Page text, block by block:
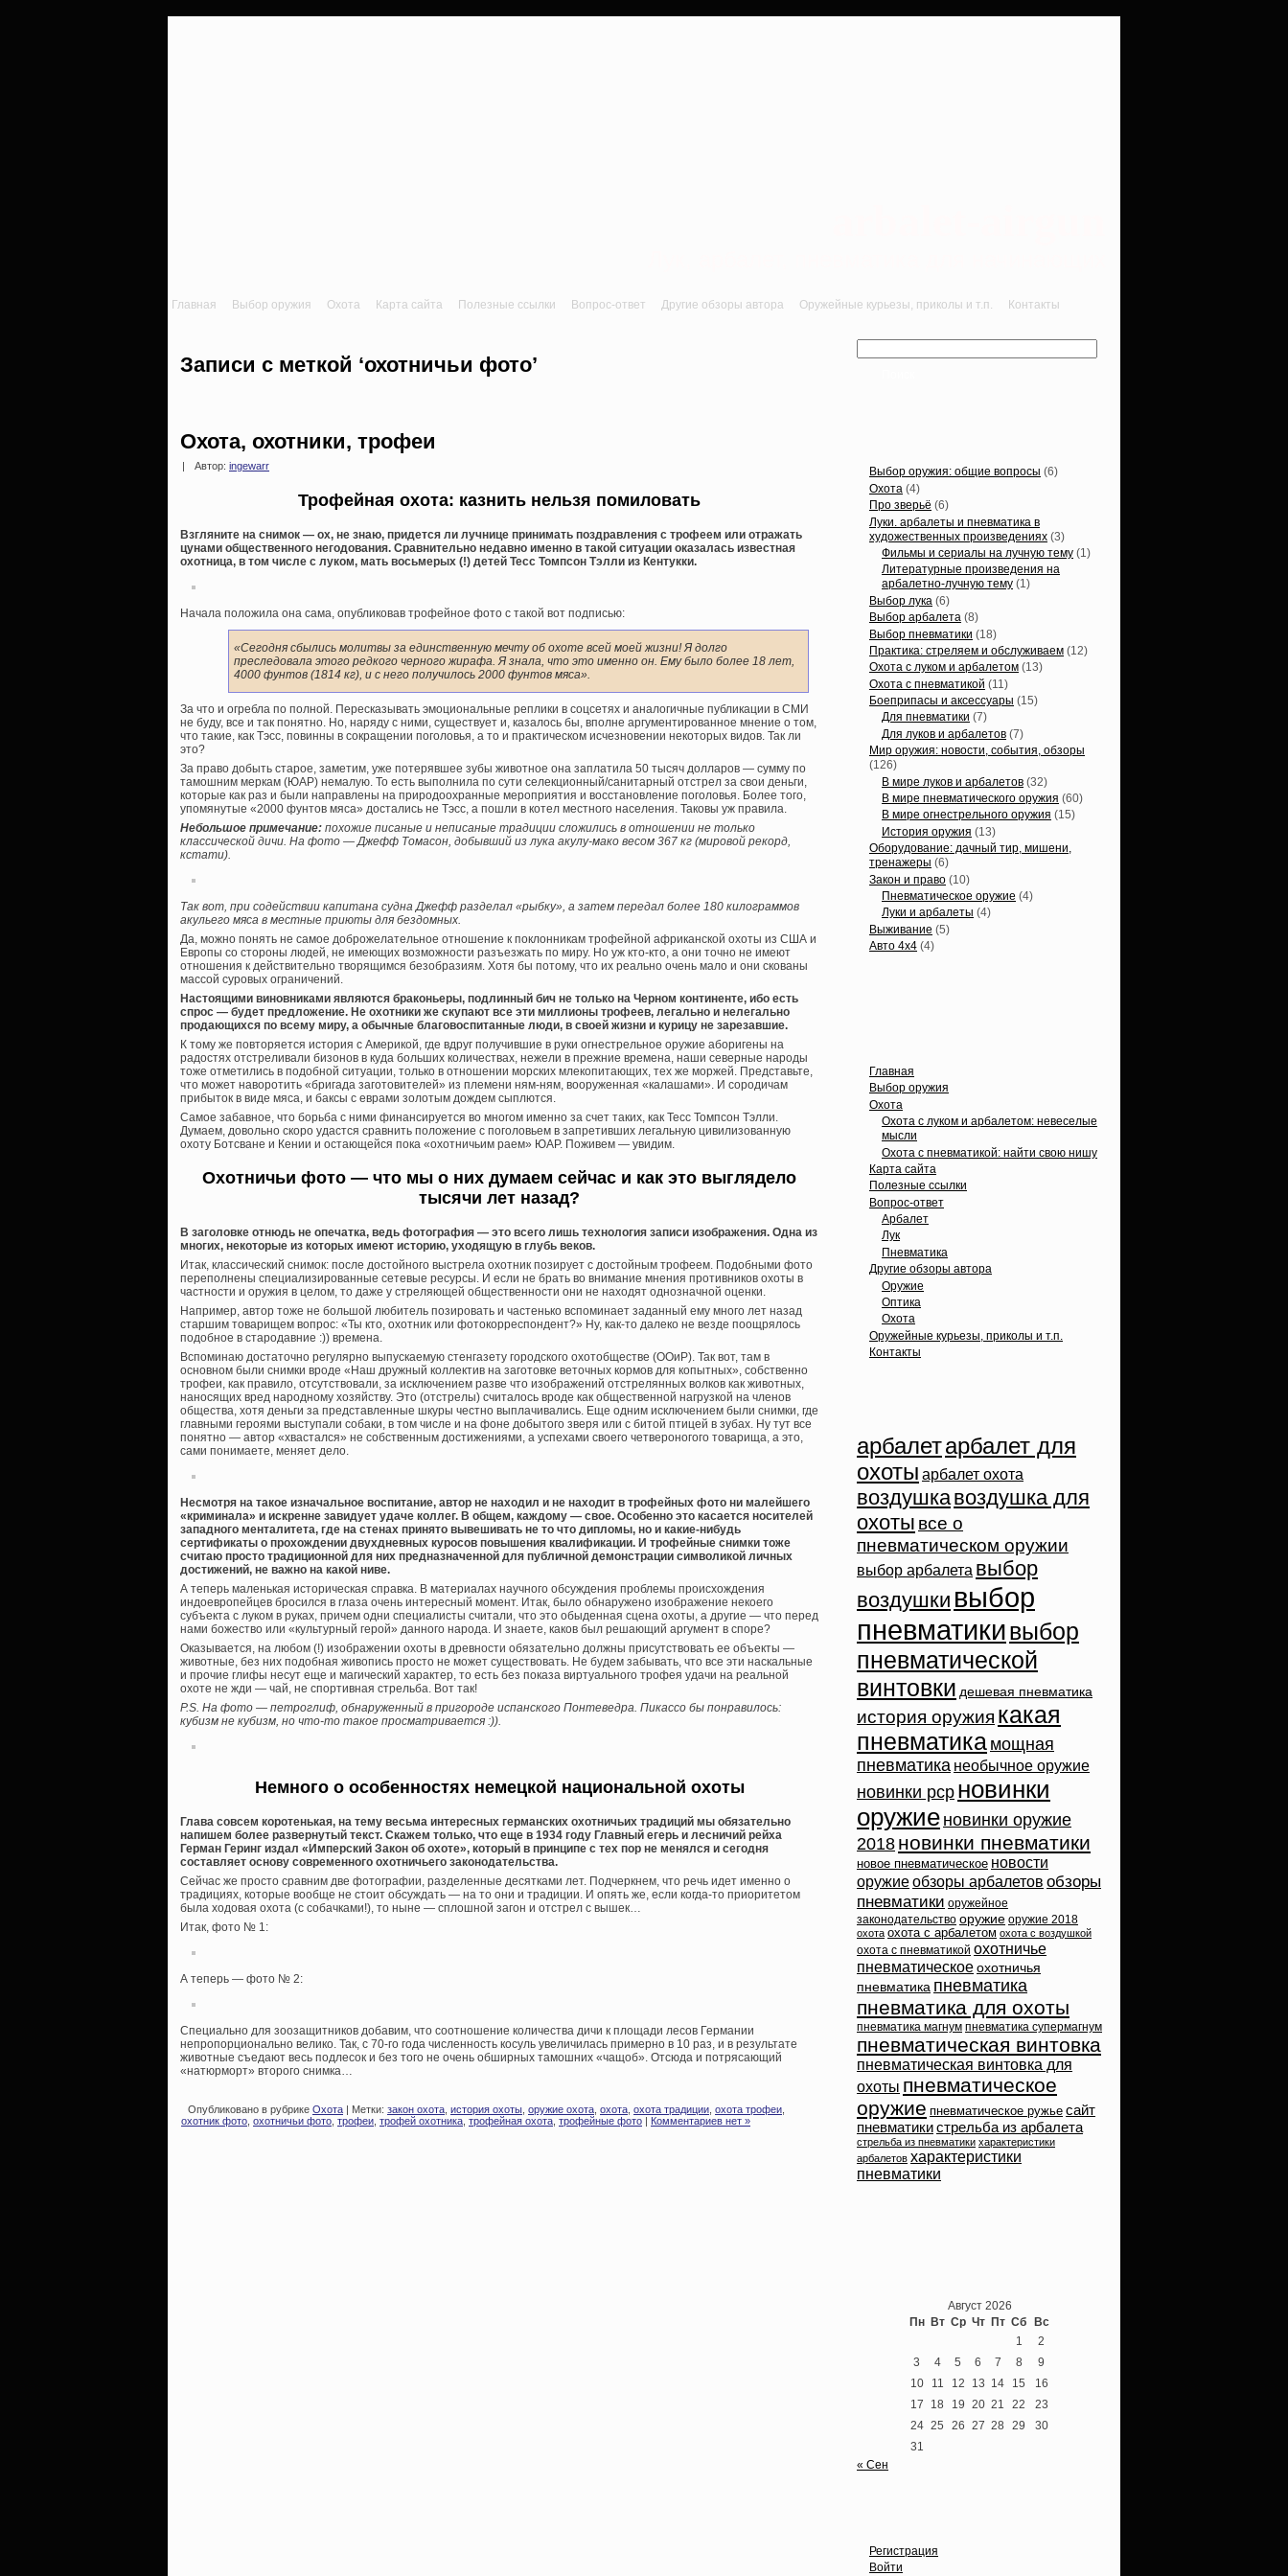
Главная Выбор оружия Охота Карта сайта Полезные ссылки Вопрос-ответ Другие обзоры автора Оружейные курьезы, приколы и т.п. Контакты
Записи с меткой ‘охотничьи фото’
Охота, охотники, трофеи
Автор: ingewarr
Трофейная охота: казнить нельзя помиловать
Взгляните на снимок — ох, не знаю, придется ли лучнице принимать поздравления с трофеем или отражать
цунами общественного негодования. Сравнительно недавно именно в такой ситуации оказалась известная
охотница, в том числе с луком, мать восьмерых (!) детей Тесс Томпсон Тэлли из Кентукки.
Начала положила она сама, опубликовав трофейное фото с такой вот подписью:
«Сегодня сбылись молитвы за единственную мечту об охоте всей моей жизни! Я долго
преследовала этого редкого черного жирафа. Я знала, что это именно он. Ему было более 18 лет,
4000 фунтов (1814 кг), и с него получилось 2000 фунтов мяса».
За что и огребла по полной. Пересказывать эмоциональные реплики в соцсетях и аналогичные публикации в СМИ
не буду, все и так понятно. Но, наряду с ними, существует и, казалось бы, вполне аргументированное мнение о том,
что такие, как Тэсс, повинны в сокращении поголовья, а то и практическом исчезновении некоторых видов. Так ли
это?
За право добыть старое, заметим, уже потерявшее зубы животное она заплатила 50 тысяч долларов — сумму по
тамошним меркам (ЮАР) немалую. То есть выполнила по сути селекционный/санитарный отстрел за свои деньги,
которые как раз и были направлены на природоохранные мероприятия и восстановление поголовья. Более того,
упомянутые «2000 фунтов мяса» достались не Тэсс, а пошли в котел местного населения. Таковы уж правила.
Небольшое примечание: похожие писаные и неписаные традиции сложились в отношении не только
классической дичи. На фото — Джефф Томасон, добывший из лука акулу-мако весом 367 кг (мировой рекорд,
кстати).
Так вот, при содействии капитана судна Джефф разделал «рыбку», а затем передал более 180 килограммов
акульего мяса в местные приюты для бездомных.
Да, можно понять не самое доброжелательное отношение к поклонникам трофейной африканской охоты из США и
Европы со стороны людей, не имеющих возможности разъезжать по миру. Но уж кто-кто, а они точно не имеют
отношения к действительно творящимся безобразиям. Хотя бы потому, что их реально очень мало и они скованы
массой суровых ограничений.
Настоящими виновниками являются браконьеры, подлинный бич не только на Черном континенте, ибо есть
спрос — будет предложение. Не охотники же скупают все эти миллионы трофеев, легально и нелегально
продающихся по всему миру, а обычные благовоспитанные люди, в своей жизни и курицу не зарезавшие.
К тому же повторяется история с Америкой, где вдруг получившие в руки огнестрельное оружие аборигены на
радостях отстреливали бизонов в куда больших количествах, нежели в прежние времена, наши северные народы
тоже отметились в подобной ситуации, только в отношении морских млекопитающих, тех же моржей. Представьте,
что может наворотить «бригада заготовителей» из племени ням-ням, вооруженная «калашами». И сородичам
прибыток в виде мяса, и баксы с еврами золотым дождем сыплются.
Самое забавное, что борьба с ними финансируется во многом именно за счет таких, как Тесс Томпсон Тэлли.
Думаем, довольно скоро удастся сравнить положение с поголовьем в запретивших легальную цивилизованную
охоту Ботсване и Кении и остающейся пока «охотничьим раем» ЮАР. Поживем — увидим.
Охотничьи фото — что мы о них думаем сейчас и как это выглядело
тысячи лет назад?
В заголовке отнюдь не опечатка, ведь фотография — это всего лишь технология записи изображения. Одна из
многих, некоторые из которых имеют историю, уходящую в глубь веков.
Итак, классический снимок: после достойного выстрела охотник позирует с достойным трофеем. Подобными фото
переполнены специализированные сетевые ресурсы. И если не брать во внимание мнения противников охоты в
частности и оружия в целом, то даже у стреляющей общественности они не находят однозначной оценки.
Например, автор тоже не большой любитель позировать и частенько вспоминает заданный ему много лет назад
старшим товарищем вопрос: «Ты кто, охотник или фотокорреспондент?» Ну, как-то далеко не везде поощрялось
подобное в стародавние :)) времена.
Вспоминаю достаточно регулярно выпускаемую стенгазету городского охотобществе (ООиР). Так вот, там в
основном были снимки вроде «Наш дружный коллектив на заготовке веточных кормов для копытных», собственно
трофеи, как правило, отсутствовали, за исключением разве что изображений отстрелянных волков как животных,
наносящих вред народному хозяйству. Это (отстрелы) считалось вроде как общественной нагрузкой на членов
общества, хотя деньги за представленные шкуры честно выплачивались. Еще одним исключением были снимки, где
главными героями выступали собаки, в том числе и на фоне добытого зверя или с битой птицей в зубах. Ну тут все
понятно — автор «хвастался» не собственным достижениями, а успехами своего четвероногого товарища, а это,
сами понимаете, меняет дело.
Несмотря на такое изначальное воспитание, автор не находил и не находит в трофейных фото ни малейшего
«криминала» и искренне завидует удаче коллег. В общем, каждому — свое. Особенно это касается носителей
западного менталитета, где на стенах принято вывешивать не то что дипломы, но и какие-нибудь
сертификаты о прохождении двухдневных куросов повышения квалификации. И трофейные снимки тоже
считаю просто традиционной для них предназначенной для публичной демонстрации символикой личных
достижений, не важно на какой ниве.
А теперь маленькая историческая справка. В материалах научного обсуждения проблемы происхождения
индоевропейцев бросился в глаза очень интересный момент. Итак, было обнаружено изображение некоего
субъекта с луком в руках, причем одни специалисты считали, что это обыденная сцена охоты, а другие — что перед
нами божество или «культурный герой» данного народа. И знаете, каков был решающий аргумент в споре?
Оказывается, на любом (!) изображении охоты в древности обязательно должны присутствовать ее объекты —
животные, без них подобная живопись просто не может существовать. Не будем забывать, что все эти наскальные
и прочие глифы несут еще и магический характер, то есть без показа виртуального трофея удачи на реальной
охоте не жди — чай, не спортивная стрельба. Вот так!
P.S. На фото — петроглиф, обнаруженный в пригороде испанского Понтеведра. Пикассо бы понравилось:
кубизм не кубизм, но что-то такое просматривается :)).
Немного о особенностях немецкой национальной охоты
Глава совсем коротенькая, на тему весьма интересных германских охотничьих традиций мы обязательно
напишем более развернутый текст. Скажем только, что еще в 1934 году Главный егерь и лесничий рейха
Герман Геринг издал «Имперский Закон об охоте», который в принципе с тех пор не менялся и сегодня
составляет основу современного охотничьего законодательства.
Сейчас же просто сравним две фотографии, разделенные десятками лет. Подчеркнем, что речь идет именно о
традициях, которые вообще не стоит обсуждать — на то они и традиции. И опять же, если когда-то приоритетом
была ходовая охота (с собачками!), то ныне — сплошной загон и отстрел с вышек…
Итак, фото № 1:
А теперь — фото № 2:
Специально для зоозащитников добавим, что соотношение количества дичи к площади лесов Германии
непропорционально велико. Так, с 70-го года численность косуль увеличилась примерно в 10 раз, и в результате
животные съедают весь подлесок и без того не очень обширных тамошних «чащоб». Отсюда и потрясающий
«натюрморт» второго снимка…
Опубликовано в рубрике Охота | Метки: закон охота история охоты оружие охота охота охота традиции охота трофеи
охотник фото охотничьи фото трофеи трофей охотника трофейная охота трофейные фото Комментариев нет »
Выбор оружия: общие вопросы (6)
Охота (4)
Про зверьё (6)
Луки. арбалеты и пневматика в
художественных произведениях (3)
Фильмы и сериалы на лучную тему (1)
Литературные произведения на
арбалетно-лучную тему (1)
Выбор лука (6)
Выбор арбалета (8)
Выбор пневматики (18)
Практика: стреляем и обслуживаем (12)
Охота с луком и арбалетом (13)
Охота с пневматикой (11)
Боеприпасы и аксессуары (15)
Для пневматики (7)
Для луков и арбалетов (7)
Мир оружия: новости, события, обзоры
(126)
В мире луков и арбалетов (32)
В мире пневматического оружия (60)
В мире огнестрельного оружия (15)
История оружия (13)
Оборудование: дачный тир, мишени,
тренажеры (6)
Закон и право (10)
Пневматическое оружие (4)
Луки и арбалеты (4)
Выживание (5)
Авто 4х4 (4)
Главная
Выбор оружия
Охота
Охота с луком и арбалетом: невеселые
мысли
Охота с пневматикой: найти свою нишу
Карта сайта
Полезные ссылки
Вопрос-ответ
Арбалет
Лук
Пневматика
Другие обзоры автора
Оружие
Оптика
Охота
Оружейные курьезы, приколы и т.п.
Контакты
арбалетарбалет для
охоты арбалет охота
воздушкавоздушка для
охоты все о
пневматическом оружии
выбор арбалета выбор
воздушки выбор
пневматикивыбор
пневматической
винтовки дешевая пневматика
история оружия какая
пневматика мощная
пневматика необычное оружие
новинки pcp новинки
оружие новинки оружие
2018 новинки пневматики
новое пневматическое новости
оружиеобзоры арбалетов обзоры
пневматики оружейное
законодательство оружие оружие 2018
охота охота с арбалетом охота с воздушкой
охота с пневматикой охотничье
пневматическое охотничья
пневматика пневматика
пневматика для охоты
пневматика магнум пневматика супермагнум
пневматическая винтовка
пневматическая винтовка для
охоты пневматическое
оружие пневматическое ружье сайт
пневматикистрельба из арбалета
стрельба из пневматики характеристики
арбалетов характеристики
пневматики
Август 2026
Пн Вт Ср Чт Пт Сб Вс
1
2
3
4 5 6 7 8
9
10
11 12 13 14 15
16
17
18 19 20 21 22
23
24 25 26 27 28 29
30
31
« Сен
Регистрация
Войти